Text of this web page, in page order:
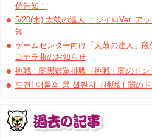
信告知！
5/20(水) 太鼓の達人 ニジイロVer. ア
知！
ゲームセンター向け「太鼓の達人」
ヨナラ曲のお知らせ
挑戰！闇黑鼓眾挑戰（挑戦！闇のドン
도전! 어둠의 쿵 챌린지（挑戦！闇のド